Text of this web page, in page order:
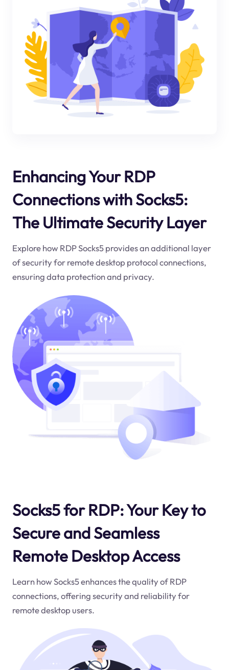
Enhancing Your RDP
Connections with Socks5:
The Ultimate Security Layer
Explore how RDP Socks5 provides an additional layer
of security for remote desktop protocol connections,
ensuring data protection and privacy.
Socks5 for RDP: Your Key to
Secure and Seamless
Remote Desktop Access
Learn how Socks5 enhances the quality of RDP
connections, offering security and reliability for
remote desktop users.